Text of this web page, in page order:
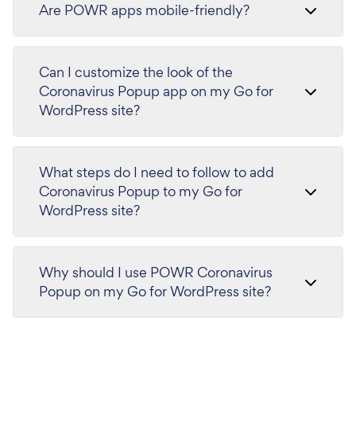
Are POWR apps mobile-friendly?
Can I customize the look of the
Coronavirus Popup app on my Go for
WordPress site?
What steps do I need to follow to add
Coronavirus Popup to my Go for
WordPress site?
Why should I use POWR Coronavirus
Popup on my Go for WordPress site?